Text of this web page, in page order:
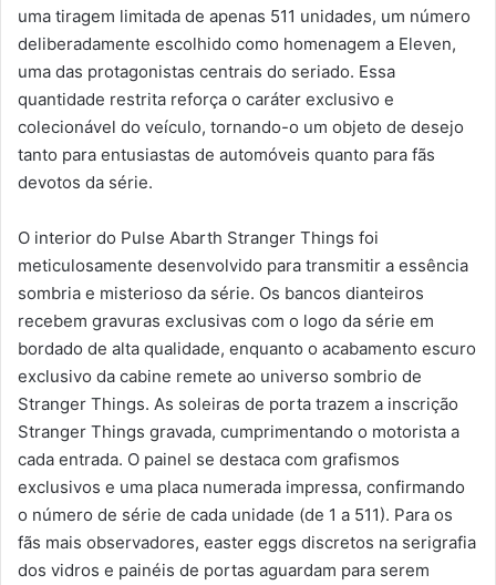
uma tiragem limitada de apenas 511 unidades, um número
deliberadamente escolhido como homenagem a Eleven,
uma das protagonistas centrais do seriado. Essa
quantidade restrita reforça o caráter exclusivo e
colecionável do veículo, tornando-o um objeto de desejo
tanto para entusiastas de automóveis quanto para fãs
devotos da série.
O interior do Pulse Abarth Stranger Things foi
meticulosamente desenvolvido para transmitir a essência
sombria e misterioso da série. Os bancos dianteiros
recebem gravuras exclusivas com o logo da série em
bordado de alta qualidade, enquanto o acabamento escuro
exclusivo da cabine remete ao universo sombrio de
Stranger Things. As soleiras de porta trazem a inscrição
Stranger Things gravada, cumprimentando o motorista a
cada entrada. O painel se destaca com grafismos
exclusivos e uma placa numerada impressa, confirmando
o número de série de cada unidade (de 1 a 511). Para os
fãs mais observadores, easter eggs discretos na serigrafia
dos vidros e painéis de portas aguardam para serem